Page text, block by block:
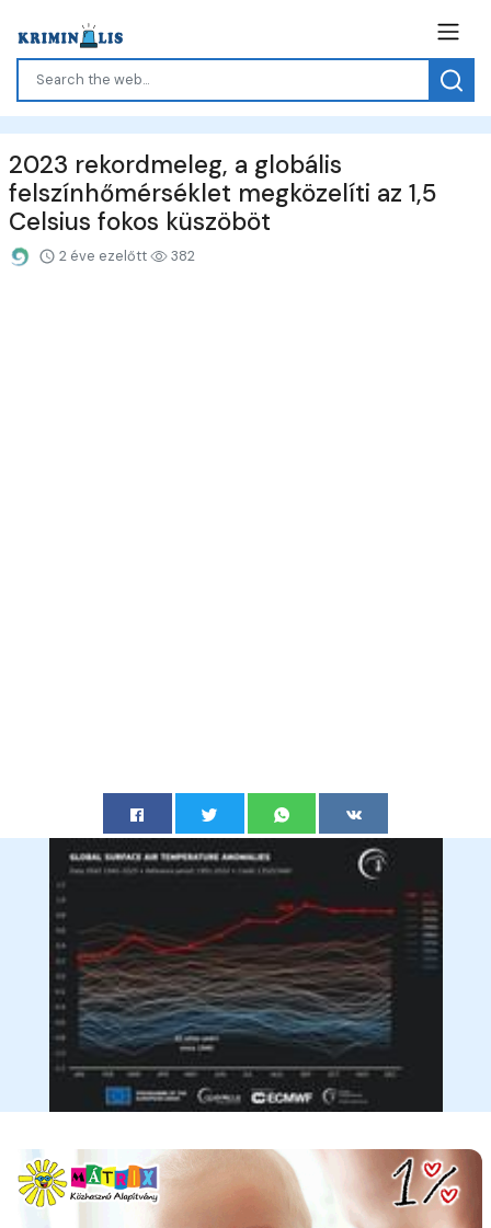
2023 rekordmeleg, a globális
felszínhőmérséklet megközelíti az 1,5
Celsius fokos küszöböt
2 éve ezelőtt 382